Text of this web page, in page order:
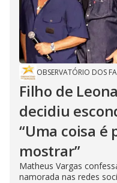
OBSERVATÓRIO DOS
Filho de
decidiu
“Uma coisa é
mostrar”
Matheus Vargas
namorada nas redes